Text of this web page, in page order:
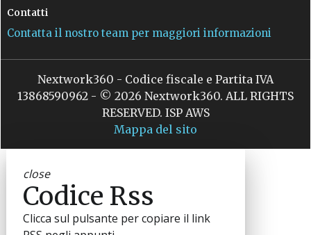
Contatti
Contatta il nostro team per maggiori informazioni
Nextwork360 - Codice fiscale e Partita IVA
13868590962 - © 2026 Nextwork360. ALL RIGHTS
RESERVED. ISP AWS
Mappa del sito
close
Codice Rss
Clicca sul pulsante per copiare il link